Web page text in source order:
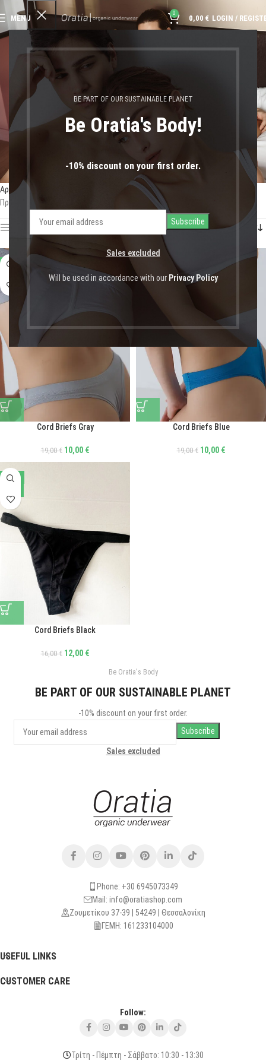
BE PART OF OUR SUSTAINABLE PLANET
Be Oratia's Body!
-10% discount on your first order.
Sales excluded
Will be used in accordance with our Privacy Policy
MENU
0
0,00 € LOGIN /
άνεση και θηλυκότητα
Αρχική σελίδα
Προϊόντα με ετικέτα “άνεση και θηλυκότητα”
Προβάλλονται όλα - 3 αποτελέσματα
Show sidebar
-47%
Cord Briefs Gray
19,00€ 10,00 €
Cord Briefs Blue
19,00€ 10,00 €
-25%
Cord Briefs Black
16,00€ 12,00 €
Be Oratia's Body
BE PART OF OUR SUSTAINABLE PLANET
-10% discount on your first order.
Sales excluded
Phone: +30 6945073349
Mail: info@oratiashop.com
Ζουμετίκου 37-39 | 54249 | Θεσσαλονίκη
ΓΕΜΗ: 161233104000
USEFUL LINKS
CUSTOMER CARE
Follow:
Τρίτη - Πέμπτη - Σάββατο: 10:30 - 13:30